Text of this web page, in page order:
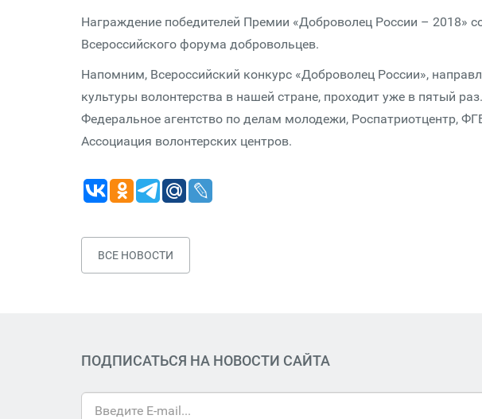
Награждение победителей Премии «Доброволец России – 2018»
Всероссийского форума добровольцев.
Напомним, Всероссийский конкурс «Доброволец России»,
культуры волонтерства в нашей стране, проходит уже в пятый
Федеральное агентство по делам молодежи, Роспатриотцентр,
Ассоциация волонтерских центров.
ВСЕ НОВОСТИ
ПОДПИСАТЬСЯ НА НОВОСТИ САЙТА